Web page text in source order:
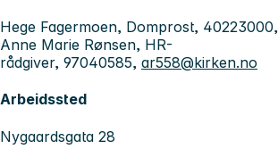
Hege Fagermoen, Domprost, 40223000,
Anne Marie Rønsen, HR-
rådgiver, 97040585, ar558@kirken.no
Arbeidssted
Nygaardsgata 28